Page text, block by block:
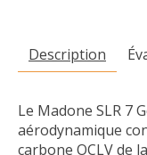
Description
Le Madone SLR 7
aérodynamique
carbone OCLV de